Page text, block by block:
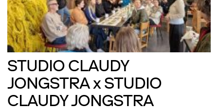
STUDIO CLAUDY
JONGSTRA x STUDIO
CLAUDY JONGSTRA